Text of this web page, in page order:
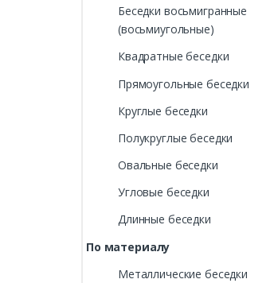
Беседки восьмигранные
(восьмиугольные)
Квадратные беседки
Прямоугольные беседки
Круглые беседки
Полукруглые беседки
Овальные беседки
Угловые беседки
Длинные беседки
По материалу
Металлические беседки